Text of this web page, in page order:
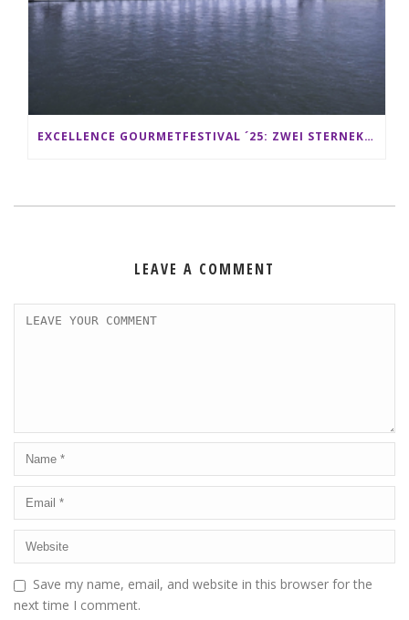
EXCELLENCE GOURMETFESTIVAL ´25: ZWEI STERNEKÖCHE ANTONIO GUIDA & DARIO MORESCO VERWÖHNEN IHRE GÄSTE AUF EINER LUXERIÖSEN SCHIFFSREISE
LEAVE A COMMENT
Save my name, email, and website in this browser for the
next time I comment.